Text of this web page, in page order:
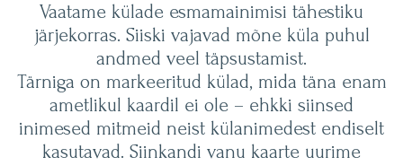
Vaatame külade esmamainimisi tähestiku
järjekorras. Siiski vajavad mõne küla puhul
andmed veel täpsustamist.
Tärniga on markeeritud külad, mida täna enam
ametlikul kaardil ei ole – ehkki siinsed
inimesed mitmeid neist külanimedest endiselt
kasutavad. Siinkandi vanu kaarte uurime